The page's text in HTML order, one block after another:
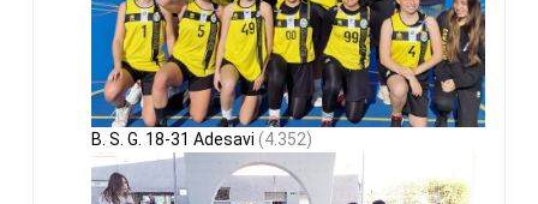
B. S. G. 18-31 Adesavi (4.352)